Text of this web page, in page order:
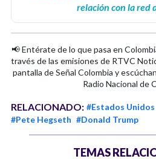
relación con la red
📢 Entérate de lo que pasa en
través de las emisiones de RTVC
pantalla de Señal Colombia y
Radio Nacional de
RELACIONADO: #Estados Unidos
#Pete Hegseth #Donald Trump
TEMAS